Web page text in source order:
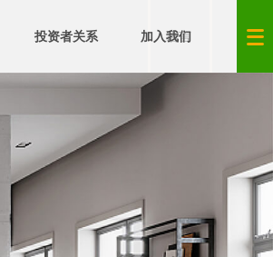
投资者关系 加入我们
语言